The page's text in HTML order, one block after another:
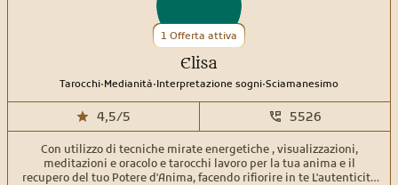
1 Offerta attiva
Elisa
Tarocchi.Medianità.Interpretazione sogni.Sciamanesimo
4,5/5 5526
Con utilizzo di tecniche mirate energetiche , visualizzazioni,
meditazioni e oracolo e tarocchi lavoro per la tua anima e il
recupero del tuo Potere d'Anima, facendo rifiorire in te L'autenticità